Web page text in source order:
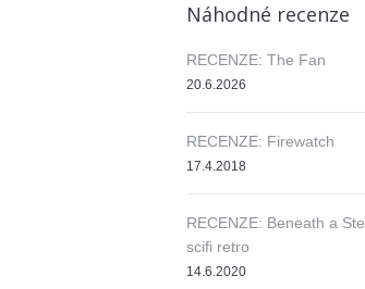
Náhodné recenze
RECENZE: The Fan
20.6.2026
RECENZE: Firewatch
17.4.2018
RECENZE: Beneath a
scifi retro
14.6.2020